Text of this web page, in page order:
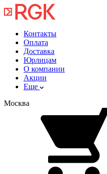
Контакты
Оплата
Доставка
Юрлицам
О компании
Акции
Еще
Москва